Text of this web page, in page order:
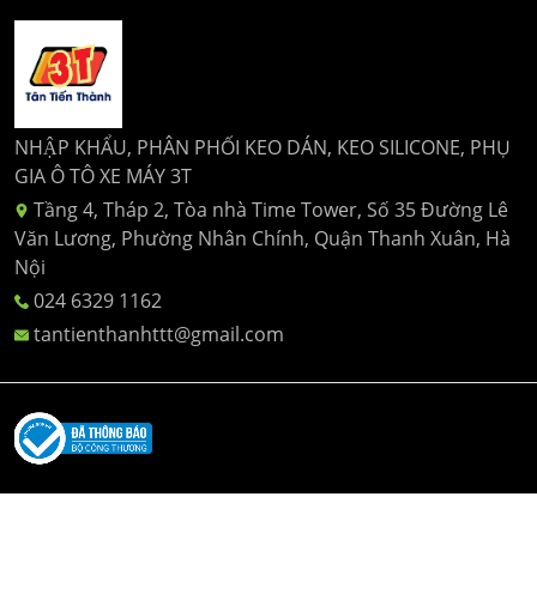
NHẬP KHẨU, PHÂN PHỐI KEO DÁN, KEO SILICONE, PHỤ
GIA Ô TÔ XE MÁY 3T
Tầng 4, Tháp 2, Tòa nhà Time Tower, Số 35 Đường Lê
Văn Lương, Phường Nhân Chính, Quận Thanh Xuân, Hà
Nội
024 6329 1162
tantienthanhttt@gmail.com